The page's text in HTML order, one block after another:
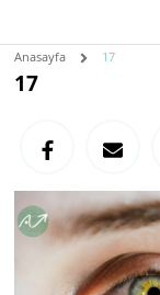
Anasayfa 17
17